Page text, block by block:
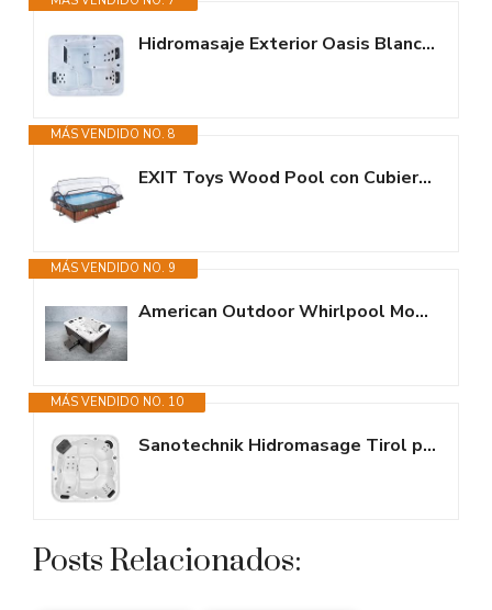
Hidromasaje Exterior Oasis Blanco – con Cubierta y Varillas –...
MÁS VENDIDO NO. 8
EXIT Toys Wood Pool con Cubierta Multifuncional - 300x200x65cm - Piscina de...
MÁS VENDIDO NO. 9
American Outdoor Whirlpool Modena 220 x 156 cm – 3 Personas – 77...
MÁS VENDIDO NO. 10
Sanotechnik Hidromasage Tirol para Exteriores, Color Blanco, con Cubierta,...
Posts Relacionados: